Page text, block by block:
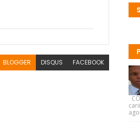
BLOGGER DISQUS FACEBOOK